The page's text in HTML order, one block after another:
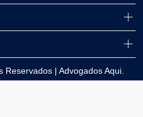
| Advogados Aqui.